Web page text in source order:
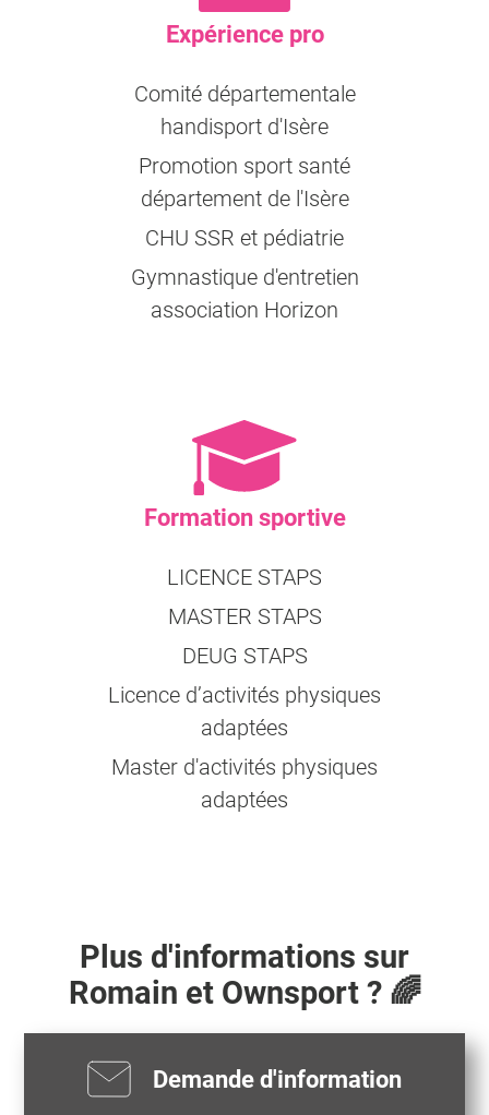
Expérience pro
Comité départementale
handisport d'Isère
Promotion sport santé
département de l'Isère
CHU SSR et pédiatrie
Gymnastique d'entretien
association Horizon
Formation sportive
LICENCE STAPS
MASTER STAPS
DEUG STAPS
Licence d’activités physiques
adaptées
Master d'activités physiques
adaptées
Plus d'informations sur
Romain et Ownsport ? 🌈
Demande d'information